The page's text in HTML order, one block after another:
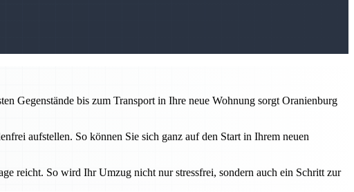
Gegenstände bis zum Transport in Ihre neue Wohnung sorgt Oranienburg
aufstellen. So können Sie sich ganz auf den Start in Ihrem neuen
reicht. So wird Ihr Umzug nicht nur stressfrei, sondern auch ein Schritt zur